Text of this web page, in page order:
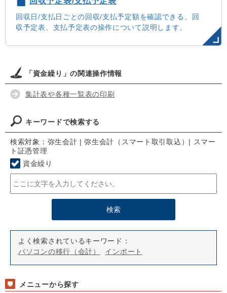
回収日/支払日ごとの回収/支払予定額を確認できる、回
収予定表、支払予定表の操作について説明します。
「資金繰り」の関連操作情報
集計表や各種一覧表の印刷
キーワードで検索する
検索対象：弥生会計 | 弥生会計（スマート取引取込）| スマー
ト証憑管理
資金繰り
よく検索されているキーワード：
パソコンの移行（会計）
インポート
メニューから探す